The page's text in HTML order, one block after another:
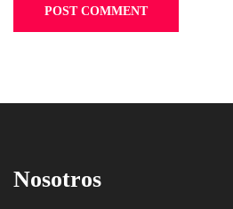
Nosotros